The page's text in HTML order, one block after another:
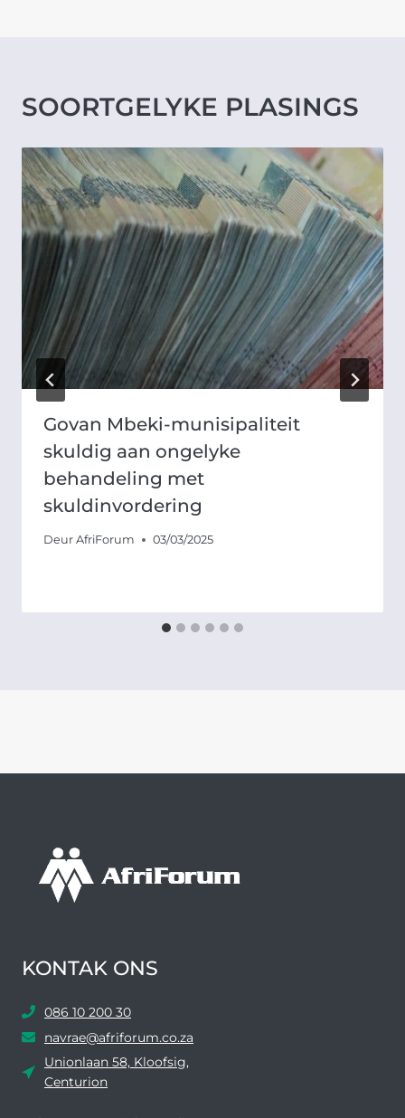
SOORTGELYKE PLASINGS
Govan Mbeki-munisipaliteit
skuldig aan ongelyke
behandeling met
skuldinvordering
Deur AfriForum 03/03/2025
KONTAK ONS
086 10 200 30
navrae@afriforum.co.za
Unionlaan 58, Kloofsig,
Centurion